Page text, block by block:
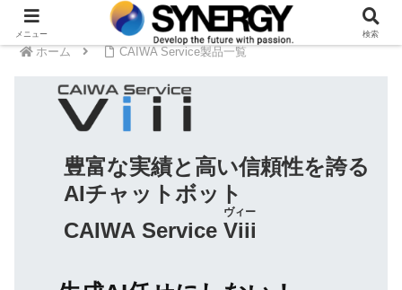
ホーム CAIWA Service製品一覧
豊富な実績と高い信頼性を誇る
AIチャットボット
CAIWA ServiceViii
ヴィー
メニュー 検索